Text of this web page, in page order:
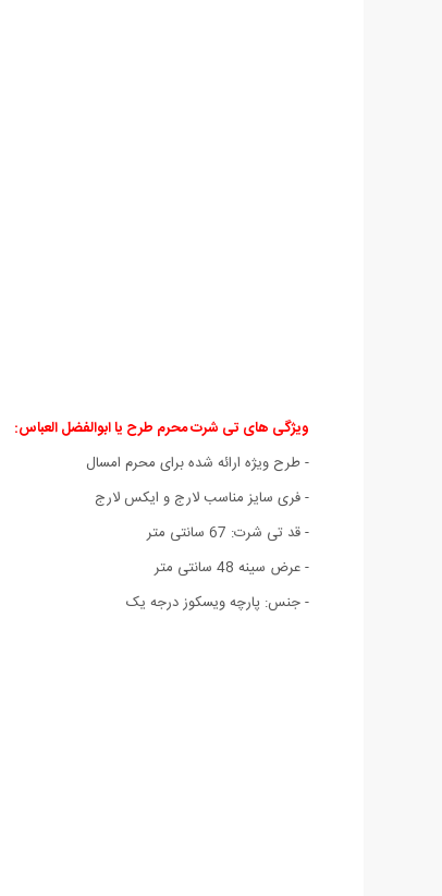
ویژگی های تی شرت محرم طرح یا ابوالفضل العباس:
- طرح ویژه ارائه شده برای محرم امسال
- فری سایز مناسب لارج و ایکس لارج
- قد تی شرت: 67 سانتی متر
- عرض سینه 48 سانتی متر
- جنس: پارچه ویسکوز درجه یک